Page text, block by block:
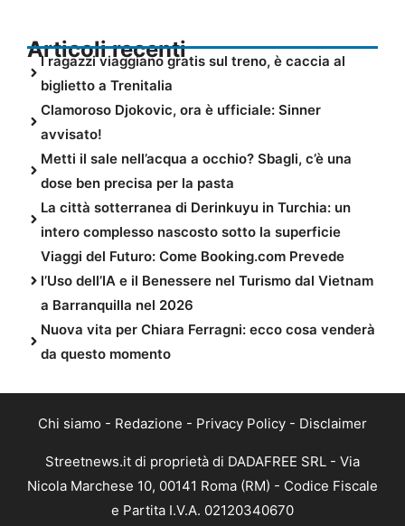
Articoli recenti
I ragazzi viaggiano gratis sul treno, è caccia al
biglietto a Trenitalia
Clamoroso Djokovic, ora è ufficiale: Sinner
avvisato!
Metti il sale nell’acqua a occhio? Sbagli, c’è una
dose ben precisa per la pasta
La città sotterranea di Derinkuyu in Turchia: un
intero complesso nascosto sotto la superficie
Viaggi del Futuro: Come Booking.com Prevede
l’Uso dell’IA e il Benessere nel Turismo dal Vietnam
a Barranquilla nel 2026
Nuova vita per Chiara Ferragni: ecco cosa venderà
da questo momento
Chi siamo - Redazione - Privacy Policy - Disclaimer
Streetnews.it di proprietà di DADAFREE SRL - Via
Nicola Marchese 10, 00141 Roma (RM) - Codice Fiscale
e Partita I.V.A. 02120340670